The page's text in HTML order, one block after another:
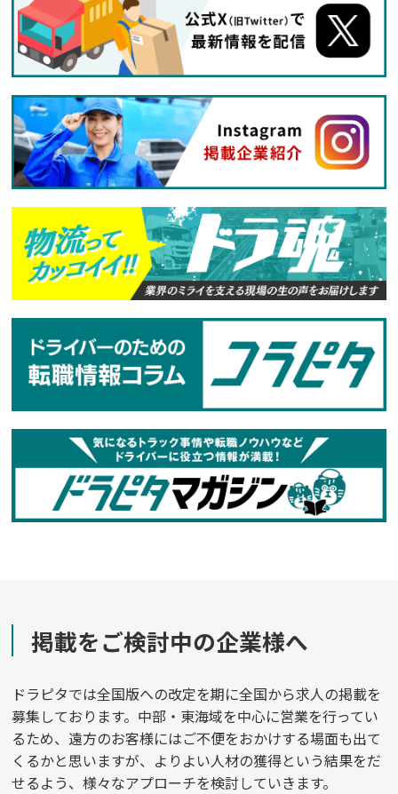
掲載をご検討中の企業様へ
ドラピタでは全国版への改定を期に全国から求人の掲載を
募集しております。中部・東海域を中心に営業を行ってい
るため、遠方のお客様にはご不便をおかけする場面も出て
くるかと思いますが、よりよい人材の獲得という結果をだ
せるよう、様々なアプローチを検討していきます。